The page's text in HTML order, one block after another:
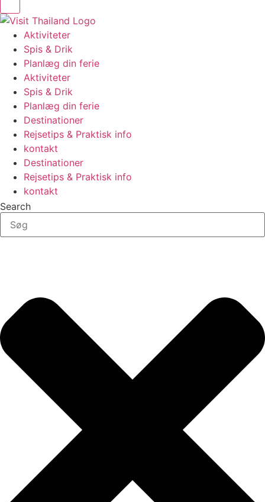
Aktiviteter
Spis & Drik
Planlæg din ferie
Aktiviteter
Spis & Drik
Planlæg din ferie
Destinationer
Rejsetips & Praktisk info
kontakt
Destinationer
Rejsetips & Praktisk info
kontakt
Search